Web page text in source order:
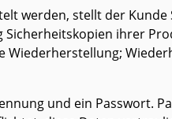
werden, stellt der
ihrer
und ein Passwort.